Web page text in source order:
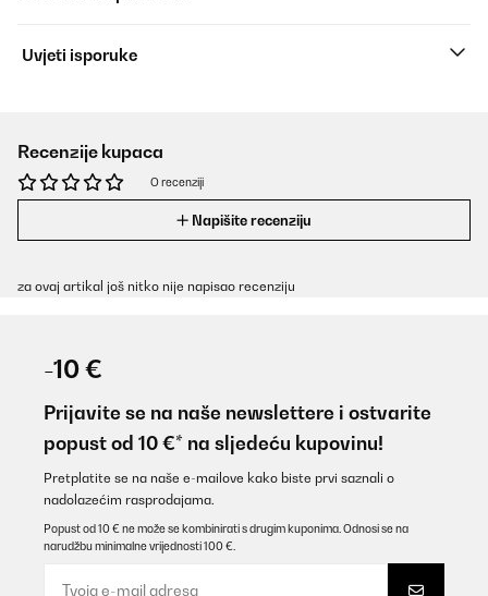
Uvjeti isporuke
Recenzije kupaca
O recenziji
Napišite recenziju
za ovaj artikal još nitko nije napisao recenziju
-10 €
Prijavite se na naše newslettere i ostvarite
popust od 10 €* na sljedeću kupovinu!
Pretplatite se na naše e-mailove kako biste prvi saznali o
nadolazećim rasprodajama.
Popust od 10 € ne može se kombinirati s drugim kuponima. Odnosi se na
narudžbu minimalne vrijednosti 100 €.